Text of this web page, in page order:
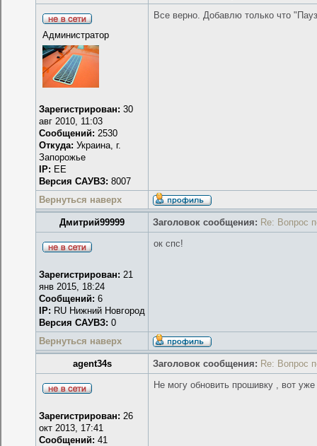
Администратор
Зарегистрирован: 30
авг 2010, 11:03
Сообщений: 2530
Откуда: Украина, г.
Запорожье
IP: EE
Версия САУВЗ: 8007
Все верно. Добавлю только что
Вернуться наверх
Дмитрий99999 Заголовок сообщения: Re: Вопрос
Зарегистрирован: 21
янв 2015, 18:24
Сообщений: 6
IP: RU Нижний Новгород
Версия САУВЗ: 0
ок спс!
Вернуться наверх
agent34s Заголовок сообщения: Re: Вопрос
Зарегистрирован: 26
окт 2013, 17:41
Сообщений: 41
Не могу обновить прошивку , вот уже